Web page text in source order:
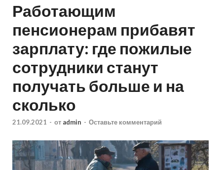
Работающим
пенсионерам прибавят
зарплату: где пожилые
сотрудники станут
получать больше и на
сколько
21.09.2021 - от admin - Оставьте комментарий